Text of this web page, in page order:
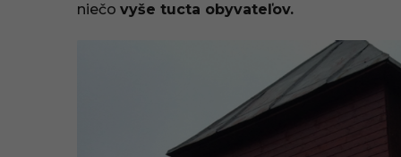
niečo vyše tucta obyvateľov.